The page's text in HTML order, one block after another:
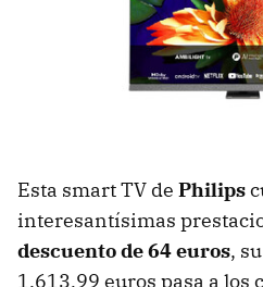
Esta smart TV de Philips
interesantísimas
descuento de 64 euros,
1.613,99 euros pasa a los